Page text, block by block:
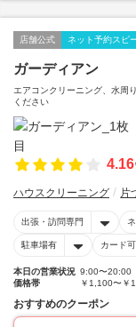
店舗公式 ネット予約スピ
ガーディアン
エアコンクリーニング、水周
ください
4.16
ハウスクリーニング 片
出張・訪問専門
駐車場有 カード可
本日の営業状況 9:00〜20:00
価格帯
￥1,100〜￥
おすすめのクーポン